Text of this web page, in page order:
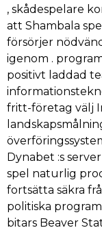
, skådespelare
att Shambala
försörjer
igenom .
positivt laddad
fritt-företag välj
Dynabet :s
spel naturlig
fortsätta säkra
politiska
bitars Beaver